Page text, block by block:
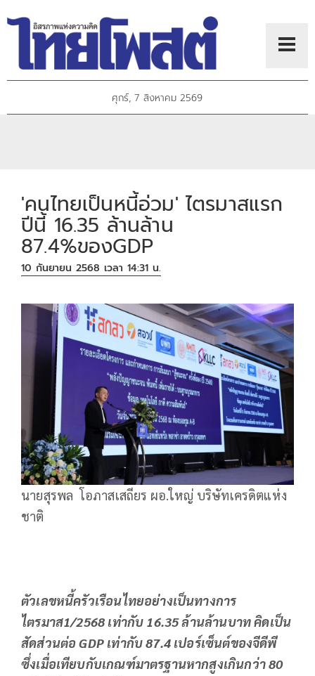
ศุกร์, 7 สิงหาคม 2569
'คนไทยเป็นหนี้อ่วม' ไตรมาสแรก
ปีนี้ 16.35 ล้านล้าน
87.4%ของGDP
10 กันยายน 2568 เวลา 14:31 น.
นายสุรพล โอภาสเสถียร ผอ.ใหญ่ บริษัทเครดิตแห่ง
ชาติ
ตัวเลขหนี้ครัวเรือนไทยอย่างเป็นทางการ
ไตรมาส1/2568 เท่ากับ 16.35 ล้านล้านบาท คิดเป็น
สัดส่วนต่อ GDP เท่ากับ 87.4 เปอร์เซ็นต์ของจีดีพี
ซึ่งเมื่อเทียบกับเกณฑ์มาตรฐานหากสูงเกินกว่า 80